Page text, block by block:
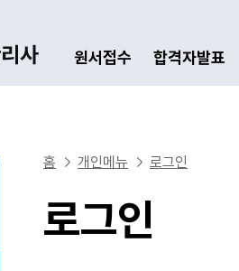
원서접수 합격자발표
홈 개인메뉴 로그인
로그인